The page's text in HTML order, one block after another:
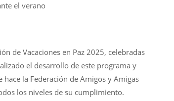
el verano
de Vacaciones en Paz 2025, celebradas
el desarrollo de este programa y
la Federación de Amigos y Amigas
los niveles de su cumplimiento.